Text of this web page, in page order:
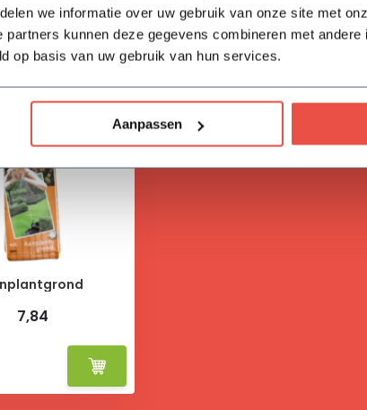
we informatie over uw gebruik van onze site met
kunnen deze gegevens combineren met
op basis van uw gebruik van hun services.
Aanpassen
7,84